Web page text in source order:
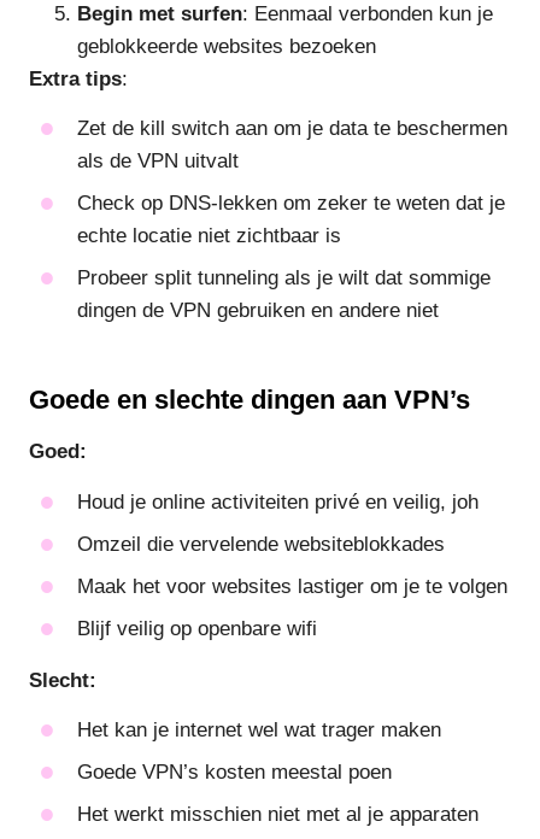
Begin met surfen: Eenmaal verbonden kun je
geblokkeerde websites bezoeken
Extra tips:
Zet de kill switch aan om je data te beschermen
als de VPN uitvalt
Check op DNS-lekken om zeker te weten dat je
echte locatie niet zichtbaar is
Probeer split tunneling als je wilt dat sommige
dingen de VPN gebruiken en andere niet
Goede en slechte dingen aan VPN’s
Goed:
Houd je online activiteiten privé en veilig, joh
Omzeil die vervelende websiteblokkades
Maak het voor websites lastiger om je te volgen
Blijf veilig op openbare wifi
Slecht:
Het kan je internet wel wat trager maken
Goede VPN’s kosten meestal poen
Het werkt misschien niet met al je apparaten